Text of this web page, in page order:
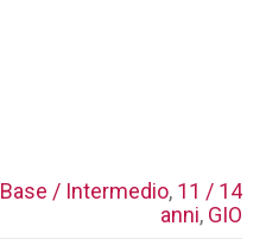
Base / Intermedio, 11 / 14
anni, GIO